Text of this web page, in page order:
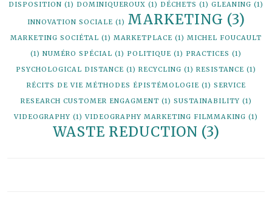
DISPOSITION (1) DOMINIQUEROUX (1) DÉCHETS (1) GLEANING (1)
INNOVATION SOCIALE (1) MARKETING (3)
MARKETING SOCIÉTAL (1) MARKETPLACE (1) MICHEL FOUCAULT
(1) NUMÉRO SPÉCIAL (1) POLITIQUE (1) PRACTICES (1)
PSYCHOLOGICAL DISTANCE (1) RECYCLING (1) RESISTANCE (1)
RÉCITS DE VIE MÉTHODES ÉPISTÉMOLOGIE (1) SERVICE
RESEARCH CUSTOMER ENGAGMENT (1) SUSTAINABILITY (1)
VIDEOGRAPHY (1) VIDEOGRAPHY MARKETING FILMMAKING (1)
WASTE REDUCTION (3)